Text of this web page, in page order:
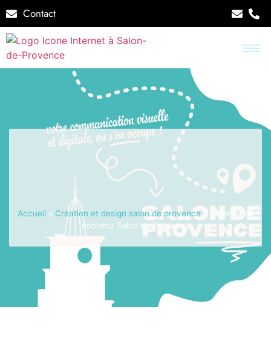
Contact
Accueil» Création et design salon de provence»
création de
contenu Salon de Provence